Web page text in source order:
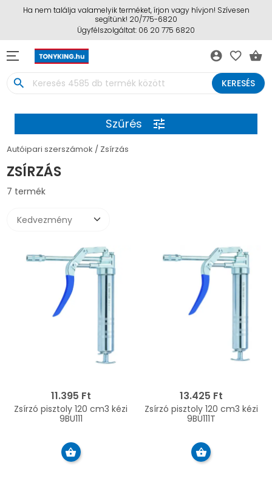
Ha nem találja valamelyik terméket, írjon vagy hívjon! Szívesen
segítünk! 20/775-6820
Ügyfélszolgáltat: 06 20 775 6820
account_circle favorite_border shopping_basket
search KERESÉS
Szűrés tune
Autóipari szerszámok Zsírzás
ZSÍRZÁS
7 termék
11.395 Ft
Zsírzó pisztoly 120 cm3 kézi
9BU111
13.425 Ft
Zsírzó pisztoly 120 cm3 kézi
9BU111T